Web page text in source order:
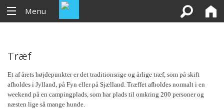
Menu
Træf
Et af årets højdepunkter er det traditionsrige og årlige træf, som på skift
afholdes i Jylland, på Fyn eller på Sjælland. Træffet afholdes normalt i en
weekend på en campingplads, som har plads til omkring 200 personer og
næsten lige så mange hunde.